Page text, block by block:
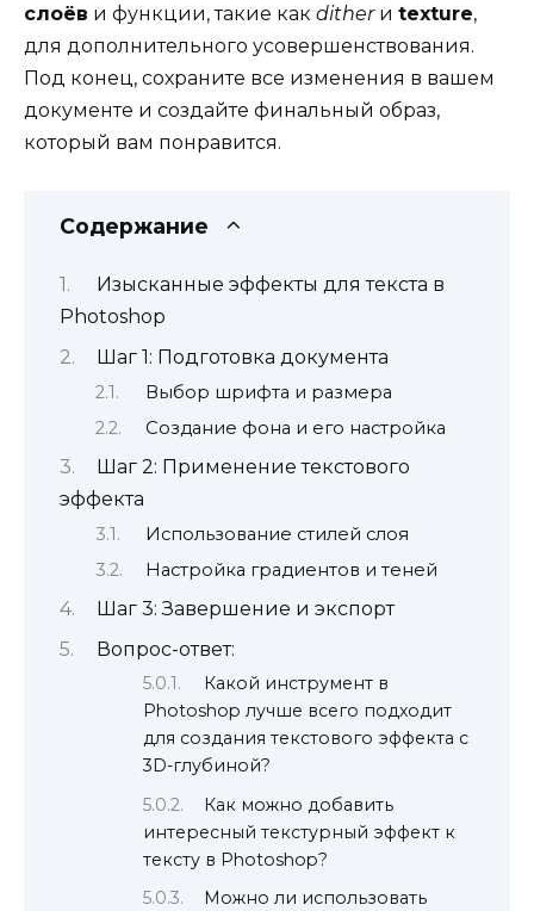
слоёв и функции, такие как ditherи texture,
для дополнительного усовершенствования.
Под конец, сохраните все изменения в вашем
документе и создайте финальный образ,
который вам понравится.
Содержание
Изысканные эффекты для текста в
Photoshop
Шаг 1: Подготовка документа
Выбор шрифта и размера
Создание фона и его настройка
Шаг 2: Применение текстового
эффекта
Использование стилей слоя
Настройка градиентов и теней
Шаг 3: Завершение и экспорт
Вопрос-ответ:
Какой инструмент в
Photoshop лучше всего подходит
для создания текстового эффекта с
3D-глубиной?
Как можно добавить
интересный текстурный эффект к
тексту в Photoshop?
Можно ли использовать